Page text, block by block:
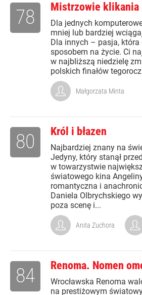
Mistrzowie klikania
Dla jednych
mniej lub bardziej
Dla innych – pasja, która
sposobem na życie. Ci
w najbliższą niedzielę
polskich finałów
78
Małgorzata Minta
Król i błazen
Najbardziej znany na
Jedyny, który stanął
w towarzystwie
światowego kina
romantyczna i
Daniela Olbrychskiego
poza scenę i...
80
Anita Zuchora
Renoma. Nomen
Wrocławska Renoma
na prestiżowym
84